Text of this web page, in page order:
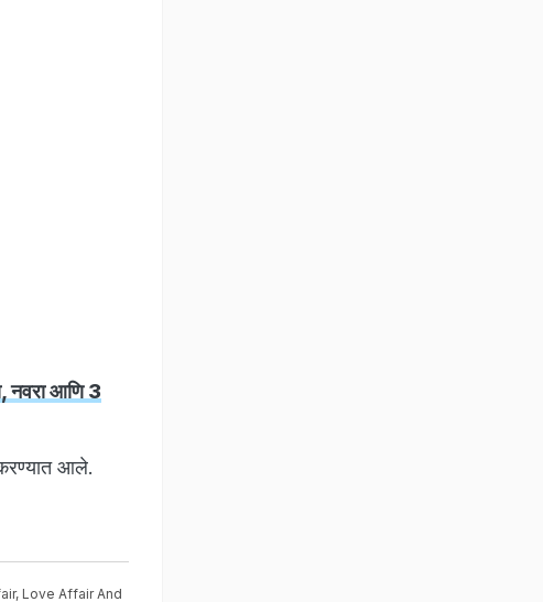
नवरा आणि 3
करण्यात आले.
, Love Affair And